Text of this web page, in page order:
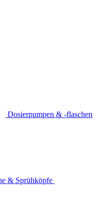
Dosierpumpen & -flaschen
& Sprühköpfe